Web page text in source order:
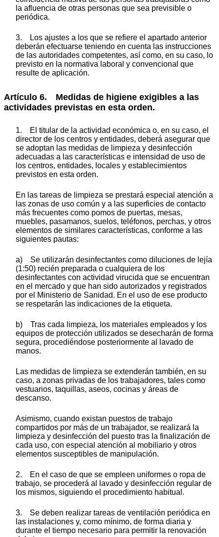
la afluencia de otras personas que sea previsible o
periódica.
3. Los ajustes a los que se refiere el apartado anterior
deberán efectuarse teniendo en cuenta las instrucciones
de las autoridades competentes, así como, en su caso, lo
previsto en la normativa laboral y convencional que
resulte de aplicación.
Artículo 6. Medidas de higiene exigibles a las
actividades previstas en esta orden.
1. El titular de la actividad económica o, en su caso, el
director de los centros y entidades, deberá asegurar que
se adoptan las medidas de limpieza y desinfección
adecuadas a las características e intensidad de uso de
los centros, entidades, locales y establecimientos
previstos en esta orden.
En las tareas de limpieza se prestará especial atención a
las zonas de uso común y a las superficies de contacto
más frecuentes como pomos de puertas, mesas,
muebles, pasamanos, suelos, teléfonos, perchas, y otros
elementos de similares características, conforme a las
siguientes pautas:
a) Se utilizarán desinfectantes como diluciones de lejía
(1:50) recién preparada o cualquiera de los
desinfectantes con actividad virucida que se encuentran
en el mercado y que han sido autorizados y registrados
por el Ministerio de Sanidad. En el uso de ese producto
se respetarán las indicaciones de la etiqueta.
b) Tras cada limpieza, los materiales empleados y los
equipos de protección utilizados se desecharán de forma
segura, procediéndose posteriormente al lavado de
manos.
Las medidas de limpieza se extenderán también, en su
caso, a zonas privadas de los trabajadores, tales como
vestuarios, taquillas, aseos, cocinas y áreas de
descanso.
Asimismo, cuando existan puestos de trabajo
compartidos por más de un trabajador, se realizará la
limpieza y desinfección del puesto tras la finalización de
cada uso, con especial atención al mobiliario y otros
elementos susceptibles de manipulación.
2. En el caso de que se empleen uniformes o ropa de
trabajo, se procederá al lavado y desinfección regular de
los mismos, siguiendo el procedimiento habitual.
3. Se deben realizar tareas de ventilación periódica en
las instalaciones y, como mínimo, de forma diaria y
durante el tiempo necesario para permitir la renovación